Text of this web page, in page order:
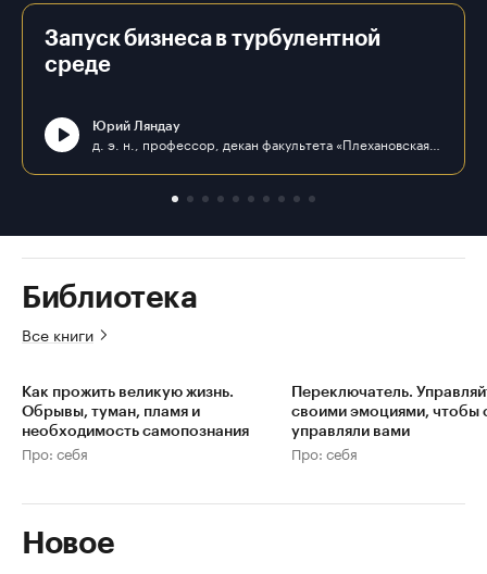
Запуск бизнеса в турбулентной
среде
Юрий Ляндау
Библиотека
Все книги
Как прожить великую жизнь.
Обрывы, туман, пламя и
необходимость самопознания
Про: себя
Переключатель.
своими эмоциями, чтобы
управляли вами
Про: себя
Новое